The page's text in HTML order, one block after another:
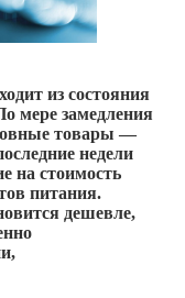
из состояния
мере замедления
товары —
недели
на стоимость
питания.
дешевле,